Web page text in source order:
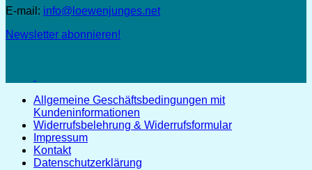
E-mail: info@loewenjunges.net
Newsletter abonnieren!
Allgemeine Geschäftsbedingungen mit
Kundeninformationen
Widerrufsbelehrung & Widerrufsformular
Impressum
Kontakt
Datenschutzerklärung